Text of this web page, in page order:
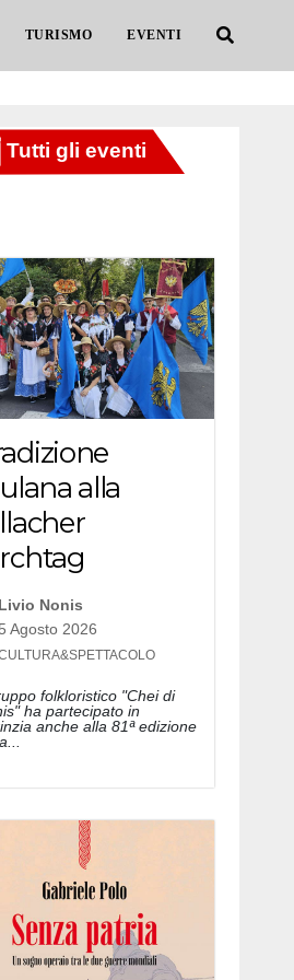
TURISMO EVENTI
alla
Livio Nonis
5 Agosto 2026
folkloristico "Chei di
ha partecipato in
anche alla 81ª edizione